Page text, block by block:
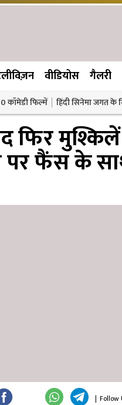
वीडियोस गैलरी
कॉमेडी फिल्में हिंदी सिनेमा जगत के
फिर मुश्किलें
पर फैंस के
| Follow